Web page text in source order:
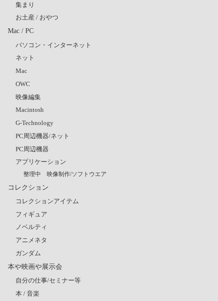
集まり
お土産 / おやつ
Mac / PC
パソコン・インターネット
ネット
Mac
OWC
映像編集
Macintosh
G-Technology
PC周辺機器/ネット
PC周辺機器
アプリケーション
整理中 映像制作/ソフトウエア
コレクション
コレクションアイテム
フィギュア
ノベルティ
アニメネタ
ガンダム
本や映画や展示会
自分の仕事/セミナー等
本 / 音楽